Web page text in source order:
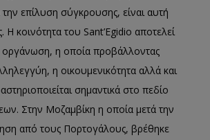
επίλυση σύγκρουσης, είναι αυτή
Η κοινότητα του Sant’Egidio αποτελεί
οργάνωση, η οποία προβάλλοντας
η οικουμενικότητα αλλά και
σημαντικά στο πεδίο
Στην Μοζαμβίκη η οποία μετά την
από τους Πορτογάλους, βρέθηκε